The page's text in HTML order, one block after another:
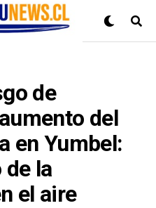
de
del
en Yumbel:
la
el aire